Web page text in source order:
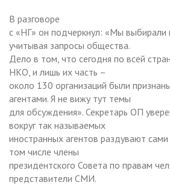
В разговоре
с «НГ» он подчеркнул: «Мы выбирали
учитывая запросы общества.
Дело в том, что сегодня по всей
НКО, и лишь их часть –
около 130 организаций были
агентами. Я не вижу тут темы
для обсуждения». Секретарь ОП
вокруг так называемых
иностранных агентов раздувают
том числе члены
президентского Совета по правам
представители СМИ.